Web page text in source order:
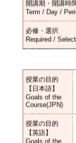
開講期・開講時
Term / Day /
必修・選択
Required /
授業の目的
【日本語】
Goals of the
Course(JPN)
授業の目的
【英語】
Goals of the